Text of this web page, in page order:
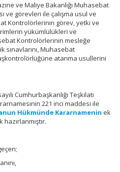
ve Maliye Bakanlığı Muhasebat
ve görevleri ile çalışma usul ve
Kontrolörlerinin görev, yetki ve
yükümlülükleri ve
Kontrolörlerinin mesleğe
sınavlarını, Muhasebat
atanma usullerini
Cumhurbaşkanlığı Teşkilatı
221 inci maddesi ile
Hükmünde Kararnamenin ek